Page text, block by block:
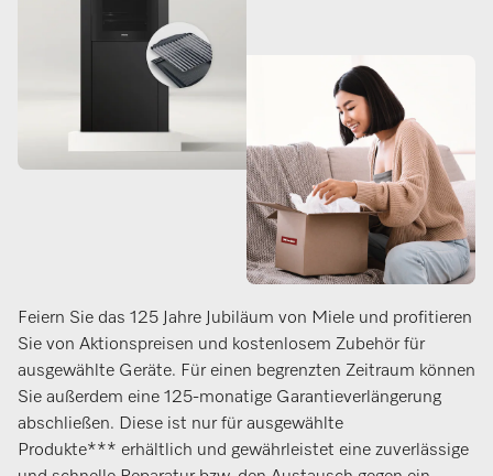
Feiern Sie das 125 Jahre Jubiläum von Miele und profitieren
Sie von Aktionspreisen und kostenlosem Zubehör für
ausgewählte Geräte. Für einen begrenzten Zeitraum können
Sie außerdem eine 125-monatige Garantieverlängerung
abschließen. Diese ist nur für ausgewählte
Produkte*** erhältlich und gewährleistet eine zuverlässige